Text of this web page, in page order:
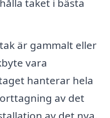
taket i bästa
är gammalt eller
vara
hanterar hela
av det